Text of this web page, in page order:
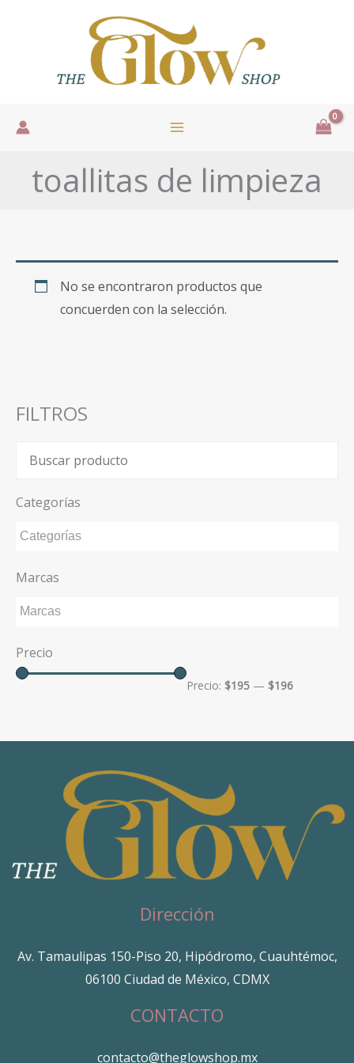
toallitas de limpieza
No se encontraron productos que
concuerden con la selección.
FILTROS
Categorías
Marcas
Precio
Precio: $195 — $196
Dirección
Av. Tamaulipas 150-Piso 20, Hipódromo, Cuauhtémoc,
06100 Ciudad de México, CDMX
CONTACTO
contacto@theglowshop.mx